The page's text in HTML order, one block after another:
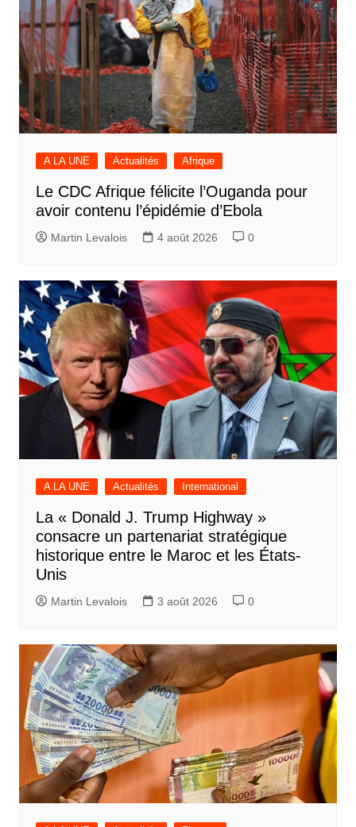
A LA UNE Actualités Afrique
Le CDC Afrique félicite l’Ouganda pour
avoir contenu l’épidémie d’Ebola
Martin Levalois 4 août 2026 0
A LA UNE Actualités International
La « Donald J. Trump Highway »
consacre un partenariat stratégique
historique entre le Maroc et les États-
Unis
Martin Levalois 3 août 2026 0